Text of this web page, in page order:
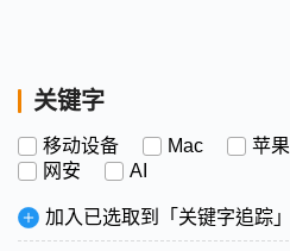
关键字
移动设备 Mac 苹果
网安
AI
加入已选取到「关键字追踪」